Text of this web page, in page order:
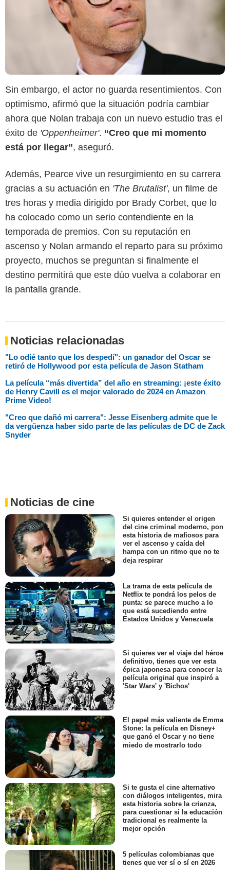
Sin embargo, el actor no guarda resentimientos. Con
optimismo, afirmó que la situación podría cambiar
ahora que Nolan trabaja con un nuevo estudio tras el
éxito de 'Oppenheimer'. “Creo que mi momento
está por llegar”, aseguró.
Además, Pearce vive un resurgimiento en su carrera
gracias a su actuación en 'The Brutalist', un filme de
tres horas y media dirigido por Brady Corbet, que lo
ha colocado como un serio contendiente en la
temporada de premios. Con su reputación en
ascenso y Nolan armando el reparto para su próximo
proyecto, muchos se preguntan si finalmente el
destino permitirá que este dúo vuelva a colaborar en
la pantalla grande.
Noticias relacionadas
"Lo odié tanto que los despedí": un ganador del Oscar se
retiró de Hollywood por esta película de Jason Statham
La película “más divertida” del año en streaming: ¡este éxito
de Henry Cavill es el mejor valorado de 2024 en Amazon
Prime Video!
"Creo que dañó mi carrera": Jesse Eisenberg admite que le
da vergüenza haber sido parte de las películas de DC de Zack
Snyder
Noticias de cine
Si quieres entender el origen
del cine criminal moderno, pon
esta historia de mafiosos para
ver el ascenso y caída del
hampa con un ritmo que no te
deja respirar
La trama de esta película de
Netflix te pondrá los pelos de
punta: se parece mucho a lo
que está sucediendo entre
Estados Unidos y Venezuela
Si quieres ver el viaje del héroe
definitivo, tienes que ver esta
épica japonesa para conocer la
película original que inspiró a
'Star Wars' y 'Bichos'
El papel más valiente de Emma
Stone: la película en Disney+
que ganó el Oscar y no tiene
miedo de mostrarlo todo
Si te gusta el cine alternativo
con diálogos inteligentes, mira
esta historia sobre la crianza,
para cuestionar si la educación
tradicional es realmente la
mejor opción
5 películas colombianas que
tienes que ver sí o sí en 2026